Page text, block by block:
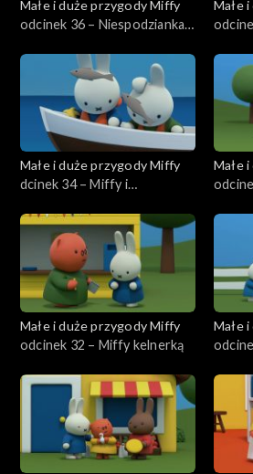
Małe i duże przygody Miffy
odcinek 36 – Niespodzianka
Małe
Małe i duże przygody Miffy
dcinek 34 – Miffy i
Małe
Małe i duże przygody Miffy
odcinek 32 – Miffy kelnerką
Małe